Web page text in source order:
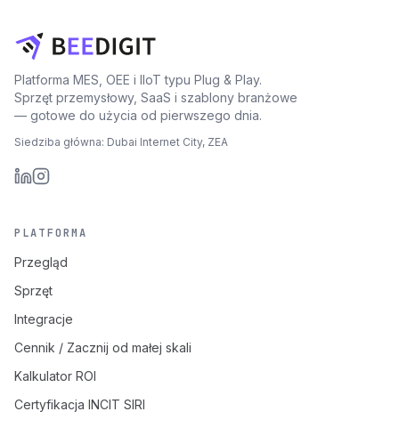
Platforma MES, OEE i IIoT typu Plug & Play.
Sprzęt przemysłowy, SaaS i szablony branżowe
— gotowe do użycia od pierwszego dnia.
Siedziba główna: Dubai Internet City, ZEA
PLATFORMA
Przegląd
Sprzęt
Integracje
Cennik / Zacznij od małej skali
Kalkulator ROI
Certyfikacja INCIT SIRI